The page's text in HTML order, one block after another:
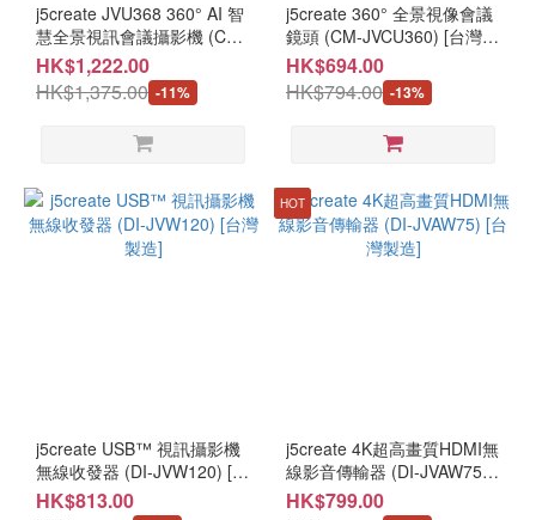
j5create JVU368 360° AI 智
慧全景視訊會議攝影機 (CM-
JVU368) [台灣製造]
HK$1,222.00
HK$1,375.00 -11%
j5create 360° 全景視像會議
鏡頭 (CM-JVCU360) [台灣製
造]
HK$694.00
HK$794.00 -13%
j5create USB™ 視訊攝影機
無線收發器 (DI-JVW120) [台
灣製造]
HK$813.00
HOT
j5create 4K超高畫質HDMI無
線影音傳輸器 (DI-JVAW75)
[台灣製造]
HK$799.00